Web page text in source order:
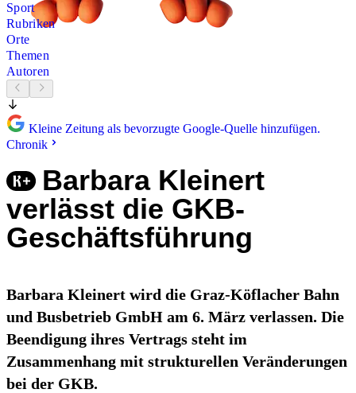
Sport
Rubriken
Orte
Themen
Autoren
Kleine Zeitung als bevorzugte Google-Quelle hinzufügen.
Chronik
Barbara Kleinert
verlässt die GKB-
Geschäftsführung
Barbara Kleinert wird die Graz-Köflacher Bahn
und Busbetrieb GmbH am 6. März verlassen. Die
Beendigung ihres Vertrags steht im
Zusammenhang mit strukturellen Veränderungen
bei der GKB.